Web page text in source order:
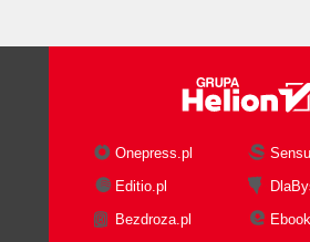
Onepress.pl
Editio.pl
Bezdroza.pl